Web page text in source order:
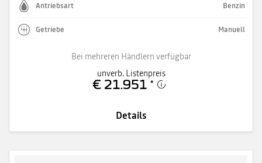
Antriebsart Benzin
Getriebe Manuell
Bei mehreren Händlern verfügbar
unverb. Listenpreis
€ 21.951 *
Details